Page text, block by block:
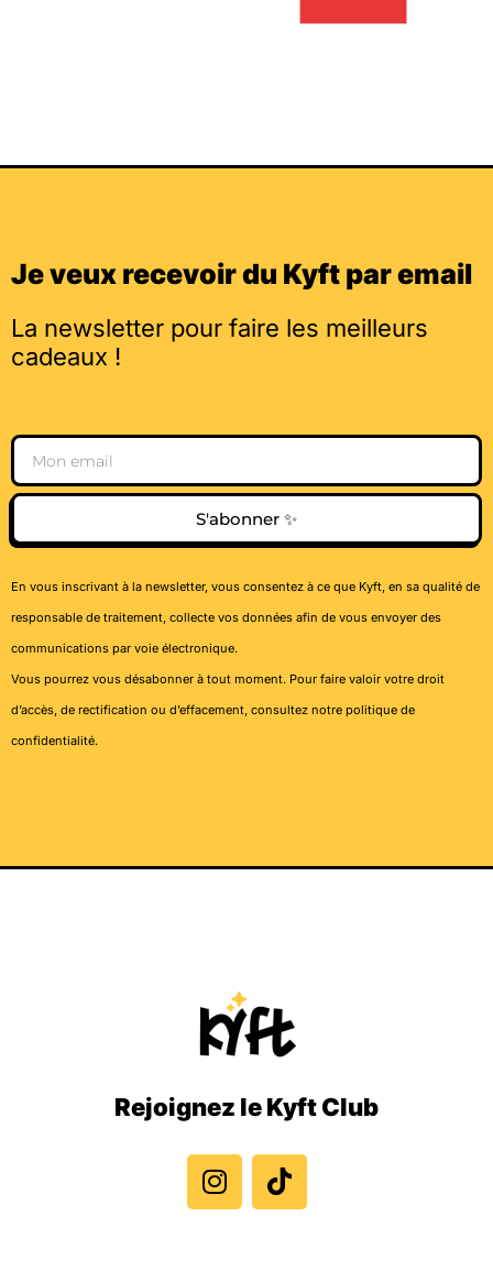
Je veux recevoir du Kyft par email
La newsletter pour faire les meilleurs
cadeaux !
Email
S'abonner ✨
En vous inscrivant à la newsletter, vous consentez à ce que Kyft, en sa qualité de
responsable de traitement, collecte vos données afin de vous envoyer des
communications par voie électronique.
Vous pourrez vous désabonner à tout moment. Pour faire valoir votre droit
d’accès, de rectification ou d’effacement, consultez notre politique de
confidentialité.
Rejoignez le Kyft Club
n
s
t
i
k
t